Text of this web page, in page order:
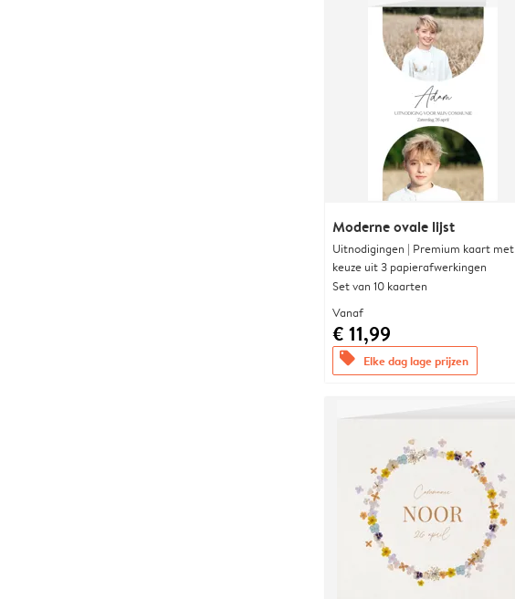
Moderne ovale lijst
Uitnodigingen | Premium kaart met
keuze uit 3 papierafwerkingen
Set van 10 kaarten
Vanaf
€ 11,99
offers Elke dag lage prijzen